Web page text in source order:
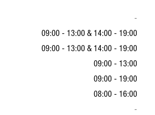
-
09:00 - 13:00 & 14:00 - 19:00
09:00 - 13:00 & 14:00 - 19:00
09:00 - 13:00
09:00 - 19:00
08:00 - 16:00
-